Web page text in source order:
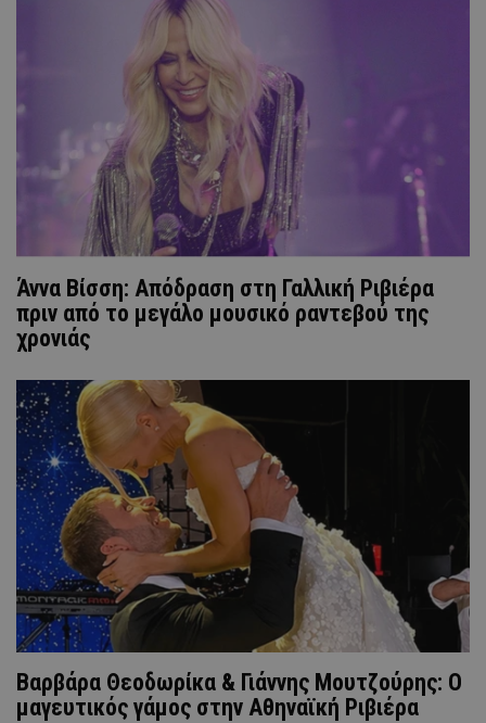
Άννα Βίσση: Απόδραση στη Γαλλική Ριβιέρα
πριν από το μεγάλο μουσικό ραντεβού της
χρονιάς
Βαρβάρα Θεοδωρίκα & Γιάννης Μουτζούρης: Ο
μαγευτικός γάμος στην Αθηναϊκή Ριβιέρα